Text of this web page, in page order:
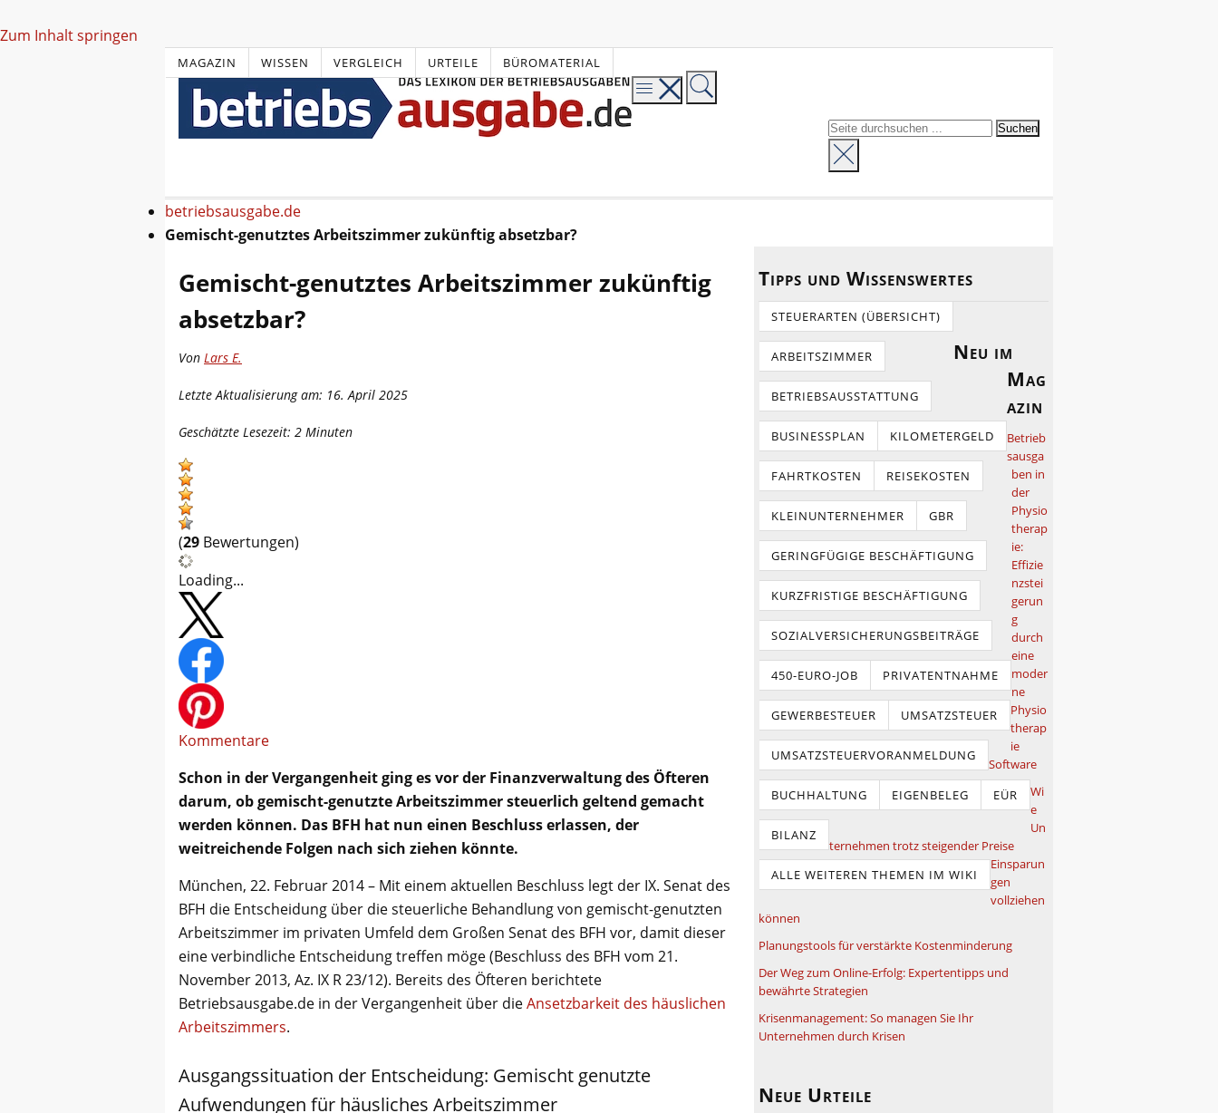
Zum Inhalt springen
MAGAZIN WISSEN VERGLEICH URTEILE BÜROMATERIAL
betriebsausgabe.de
Gemischt-genutztes Arbeitszimmer zukünftig absetzbar?
Gemischt-genutztes Arbeitszimmer zukünftig
absetzbar?
Von Lars E.
Letzte Aktualisierung am: 16. April 2025
Geschätzte Lesezeit: 2 Minuten
(29 Bewertungen)
Loading...
Kommentare
Schon in der Vergangenheit ging es vor der Finanzverwaltung des Öfteren
darum, ob gemischt-genutzte Arbeitszimmer steuerlich geltend gemacht
werden können. Das BFH hat nun einen Beschluss erlassen, der
weitreichende Folgen nach sich ziehen könnte.
München, 22. Februar 2014 – Mit einem aktuellen Beschluss legt der IX. Senat des
BFH die Entscheidung über die steuerliche Behandlung von gemischt-genutzten
Arbeitszimmer im privaten Umfeld dem Großen Senat des BFH vor, damit dieser
eine verbindliche Entscheidung treffen möge (Beschluss des BFH vom 21.
November 2013, Az. IX R 23/12). Bereits des Öfteren berichtete
Betriebsausgabe.de in der Vergangenheit über dieAnsetzbarkeit des häuslichen
Arbeitszimmers.
Ausgangssituation der Entscheidung: Gemischt genutzte
Aufwendungen für häusliches Arbeitszimmer
Tipps und Wissenswertes
STEUERARTEN (ÜBERSICHT)
ARBEITSZIMMER
BETRIEBSAUSSTATTUNG
BUSINESSPLAN KILOMETERGELD
FAHRTKOSTEN REISEKOSTEN
KLEINUNTERNEHMER GBR
GERINGFÜGIGE BESCHÄFTIGUNG
KURZFRISTIGE BESCHÄFTIGUNG
SOZIALVERSICHERUNGSBEITRÄGE
450-EURO-JOB PRIVATENTNAHME
GEWERBESTEUER UMSATZSTEUER
UMSATZSTEUERVORANMELDUNG
BUCHHALTUNG EIGENBELEG EÜR
BILANZ
ALLE WEITEREN THEMEN IM WIKI
Neu im
Mag
azin
Betrieb
sausga
ben in
der
Physio
therap
ie:
Effizie
nzstei
gerun
g
durch
eine
moder
ne
Physio
therap
ie
Software
Wi
e
Un
ternehmen trotz steigender Preise
Einsparun
gen
vollziehen
können
Planungstools für verstärkte Kostenminderung
Der Weg zum Online-Erfolg: Expertentipps und
bewährte Strategien
Krisenmanagement: So managen Sie Ihr
Unternehmen durch Krisen
Neue Urteile